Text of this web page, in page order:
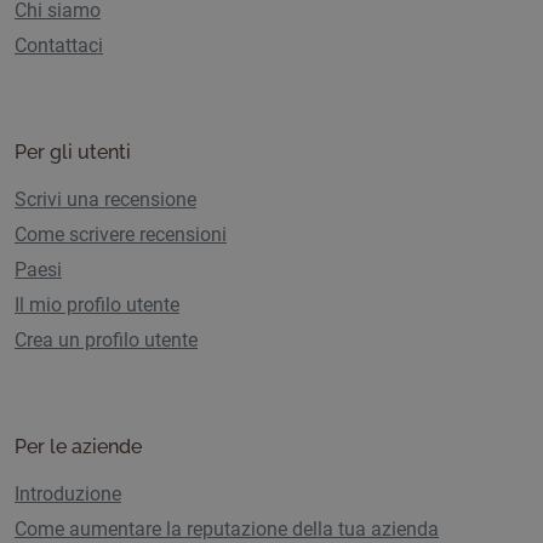
Chi siamo
Contattaci
Per gli utenti
Scrivi una recensione
Come scrivere recensioni
Paesi
Il mio profilo utente
Crea un profilo utente
Per le aziende
Introduzione
Come aumentare la reputazione della tua azienda